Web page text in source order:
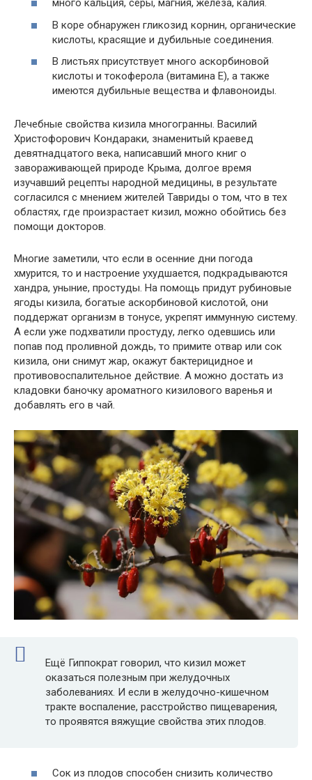
много кальция, серы, магния, железа, калия.
В коре обнаружен гликозид корнин, органические
кислоты, красящие и дубильные соединения.
В листьях присутствует много аскорбиновой
кислоты и токоферола (витамина Е), а также
имеются дубильные вещества и флавоноиды.
Лечебные свойства кизила многогранны. Василий
Христофорович Кондараки, знаменитый краевед
девятнадцатого века, написавший много книг о
завораживающей природе Крыма, долгое время
изучавший рецепты народной медицины, в результате
согласился с мнением жителей Тавриды о том, что в тех
областях, где произрастает кизил, можно обойтись без
помощи докторов.
Многие заметили, что если в осенние дни погода
хмурится, то и настроение ухудшается, подкрадываются
хандра, уныние, простуды. На помощь придут рубиновые
ягоды кизила, богатые аскорбиновой кислотой, они
поддержат организм в тонусе, укрепят иммунную систему.
А если уже подхватили простуду, легко одевшись или
попав под проливной дождь, то примите отвар или сок
кизила, они снимут жар, окажут бактерицидное и
противовоспалительное действие. А можно достать из
кладовки баночку ароматного кизилового варенья и
добавлять его в чай.
Ещё Гиппократ говорил, что кизил может
оказаться полезным при желудочных
заболеваниях. И если в желудочно-кишечном
тракте воспаление, расстройство пищеварения,
то проявятся вяжущие свойства этих плодов.
Сок из плодов способен снизить количество